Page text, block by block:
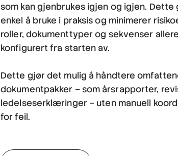
som kan gjenbrukes igjen og igjen. Dette
enkel å bruke i praksis og minimerer
roller, dokumenttyper og sekvenser
konfigurert fra starten av.
Dette gjør det mulig å håndtere
dokumentpakker – som årsrapporter,
ledelseserklæringer – uten manuell
for feil.